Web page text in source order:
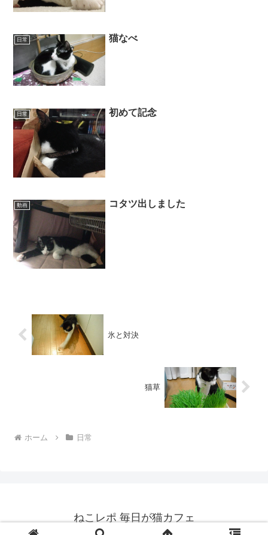
日常 猫なべ
日常 初めて記念
動画 コタツ出しました
氷と対決
猫草
ホーム 日常
ねこレポ 毎日が猫カフェ